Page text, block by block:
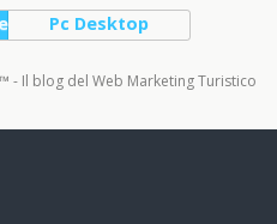
Pc Desktop
- Il blog del Web Marketing Turistico